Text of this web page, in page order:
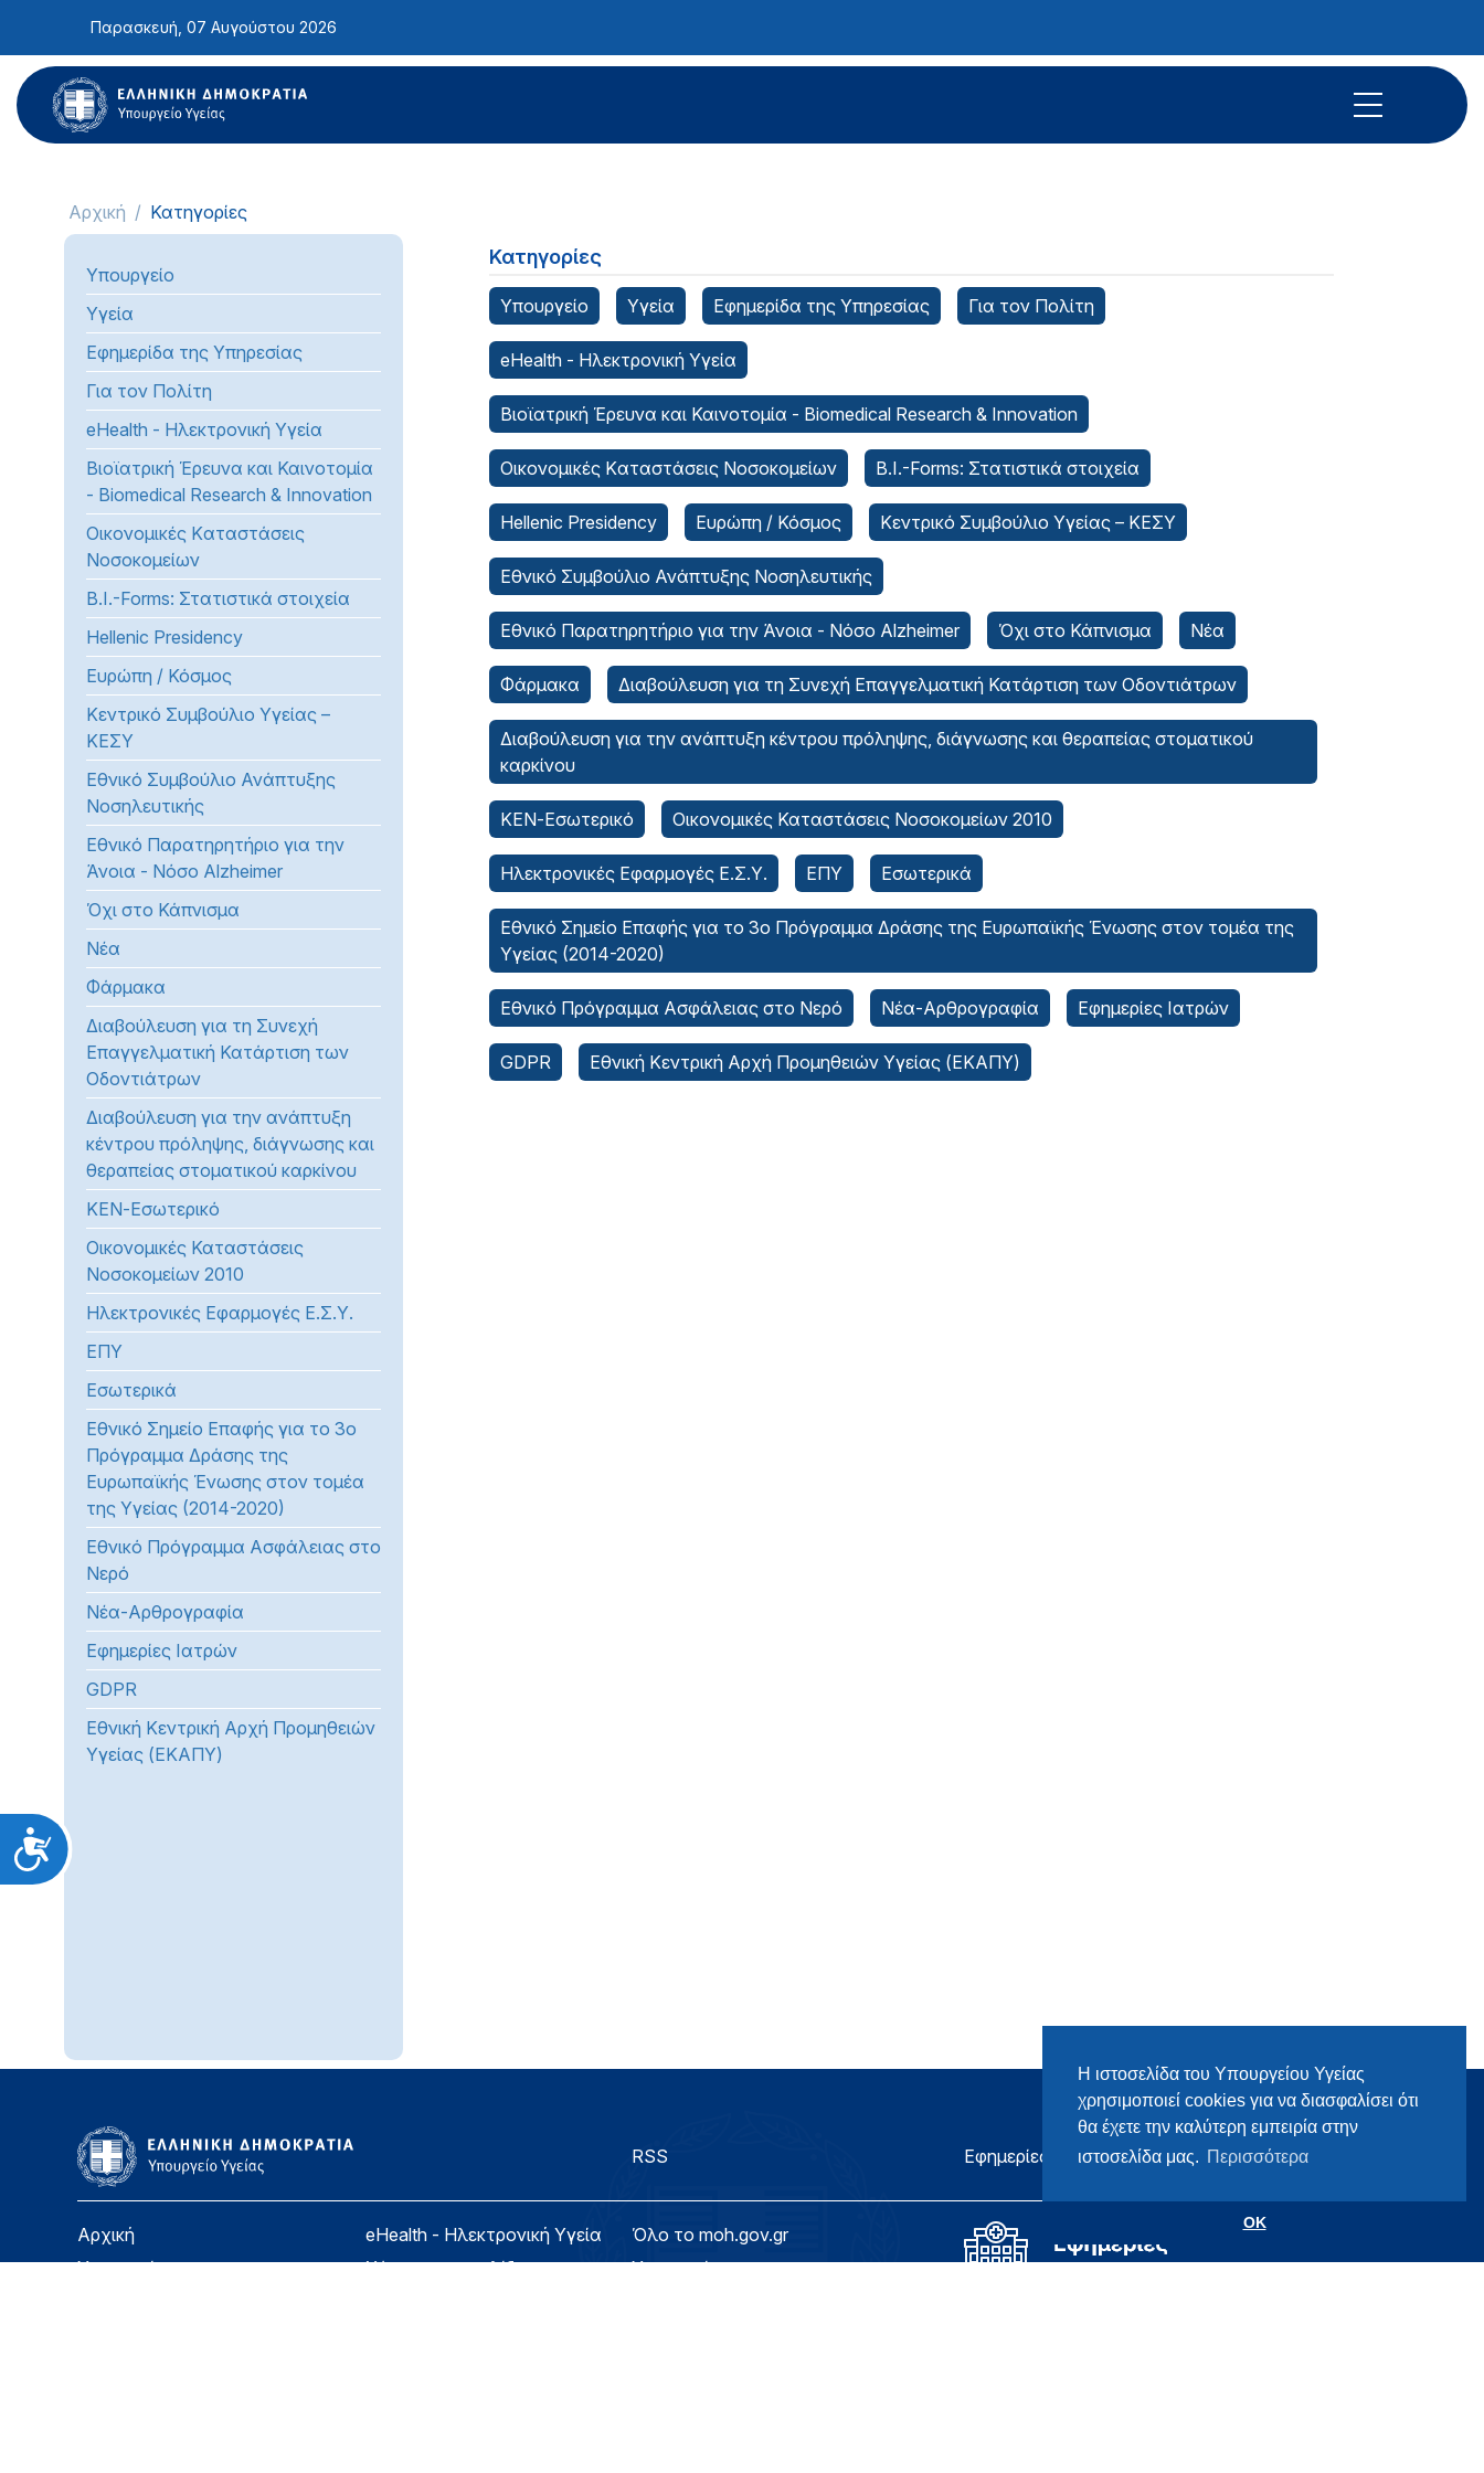
Η ιστοσελίδα του Υπουργείου Υγείας
χρησιμοποιεί cookies για να διασφαλίσει ότι
θα έχετε την καλύτερη εμπειρία στην
ιστοσελίδα μας. Περισσότερα
OK
ιστότοπος
περιλαμβάνει
προσβασιμότητας.
Πατήστε
προσαρμόσετε
προβλήματα
χρησιμοποιούν
πρόγραμμα
ανάγνωσης
προσβασιμότητας.
Προσιτότητα
Παρασκευή, 07 Αυγούστου 2026
Αρχική Κατηγορίες
Υπουργείο
Υγεία
Εφημερίδα της Υπηρεσίας
Για τον Πολίτη
eHealth - Ηλεκτρονική Υγεία
Βιοϊατρική Έρευνα και Καινοτομία
- Biomedical Research & Innovation
Οικονομικές Kαταστάσεις
Νοσοκομείων
B.I.-Forms: Στατιστικά στοιχεία
Hellenic Presidency
Ευρώπη / Κόσμος
Κεντρικό Συμβούλιο Υγείας –
ΚΕΣΥ
Εθνικό Συμβούλιο Ανάπτυξης
Νοσηλευτικής
Εθνικό Παρατηρητήριο για την
Άνοια - Νόσο Alzheimer
Όχι στο Κάπνισμα
Νέα
Φάρμακα
Διαβούλευση για τη Συνεχή
Επαγγελματική Κατάρτιση των
Οδοντιάτρων
Διαβούλευση για την ανάπτυξη
κέντρου πρόληψης, διάγνωσης και
θεραπείας στοματικού καρκίνου
ΚΕΝ-Εσωτερικό
Οικονομικές Καταστάσεις
Νοσοκομείων 2010
Ηλεκτρονικές Εφαρμογές Ε.Σ.Υ.
ΕΠΥ
Εσωτερικά
Εθνικό Σημείο Επαφής για το 3ο
Πρόγραμμα Δράσης της
Ευρωπαϊκής Ένωσης στον τομέα
της Υγείας (2014-2020)
Εθνικό Πρόγραμμα Ασφάλειας στο
Νερό
Νέα-Αρθρογραφία
Εφημερίες Ιατρών
GDPR
Εθνική Κεντρική Αρχή Προμηθειών
Υγείας (ΕΚΑΠΥ)
Κατηγορίες
Υπουργείο Υγεία Εφημερίδα της Υπηρεσίας Για τον Πολίτη
eHealth - Ηλεκτρονική Υγεία
Βιοϊατρική Έρευνα και Καινοτομία - Biomedical Research & Innovation
Οικονομικές Kαταστάσεις Νοσοκομείων B.I.-Forms: Στατιστικά στοιχεία
Hellenic Presidency Ευρώπη / Κόσμος Κεντρικό Συμβούλιο Υγείας – ΚΕΣΥ
Εθνικό Συμβούλιο Ανάπτυξης Νοσηλευτικής
Εθνικό Παρατηρητήριο για την Άνοια - Νόσο Alzheimer Όχι στο Κάπνισμα Νέα
Φάρμακα Διαβούλευση για τη Συνεχή Επαγγελματική Κατάρτιση των Οδοντιάτρων
Διαβούλευση για την ανάπτυξη κέντρου πρόληψης, διάγνωσης και θεραπείας στοματικού
καρκίνου
ΚΕΝ-Εσωτερικό Οικονομικές Καταστάσεις Νοσοκομείων 2010
Ηλεκτρονικές Εφαρμογές Ε.Σ.Υ. ΕΠΥ Εσωτερικά
Εθνικό Σημείο Επαφής για το 3ο Πρόγραμμα Δράσης της Ευρωπαϊκής Ένωσης στον τομέα της
Υγείας (2014-2020)
Εθνικό Πρόγραμμα Ασφάλειας στο Νερό Νέα-Αρθρογραφία Εφημερίες Ιατρών
GDPR Εθνική Κεντρική Αρχή Προμηθειών Υγείας (ΕΚΑΠΥ)
Αρχική
Υπουργείο
eHealth - Ηλεκτρονική Υγεία
Χάρτης ιστοσελίδας
RSS
Όλο το moh.gov.gr
Υπουργείο
Εφημερίες